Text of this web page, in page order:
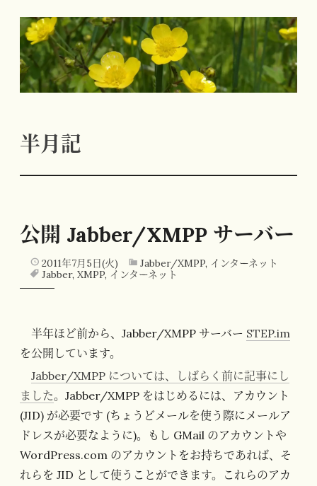
コ
ン
テ
ン
ス
半月記
公開 Jabber/XMPP サーバー
2011年7月5日(火) Jabber/XMPP, インターネット
Jabber, XMPP, インターネット
半年ほど前から、Jabber/XMPP サーバー STEP.im
を公開しています。
Jabber/XMPP については、しばらく前に記事にし
ました。Jabber/XMPP をはじめるには、アカウント
(JID) が必要です (ちょうどメールを使う際にメールア
ドレスが必要なように)。もし GMail のアカウントや
WordPress.com のアカウントをお持ちであれば、そ
れらを JID として使うことができます。これらのアカ